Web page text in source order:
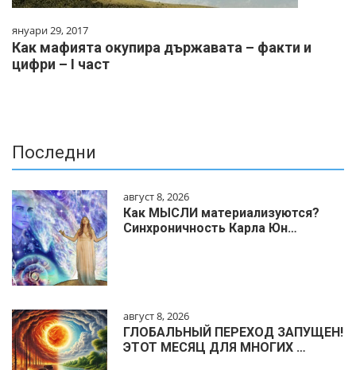
януари 29, 2017
Как мафията окупира държавата – факти и
цифри – I част
Последни
август 8, 2026
Как МЫСЛИ материализуются?
Синхроничность Карла Юн…
август 8, 2026
ГЛОБАЛЬНЫЙ ПЕРЕХОД ЗАПУЩЕН!
ЭТОТ МЕСЯЦ ДЛЯ МНОГИХ …